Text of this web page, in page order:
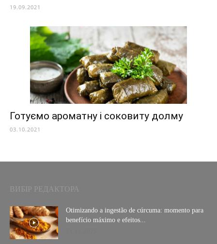
19.09.2021
Готуємо ароматну і соковиту долму
03.10.2021
ВИБІР РЕДАКТОРА
Otimizando a ingestão de cúrcuma: momento para
benefício máximo e efeitos...